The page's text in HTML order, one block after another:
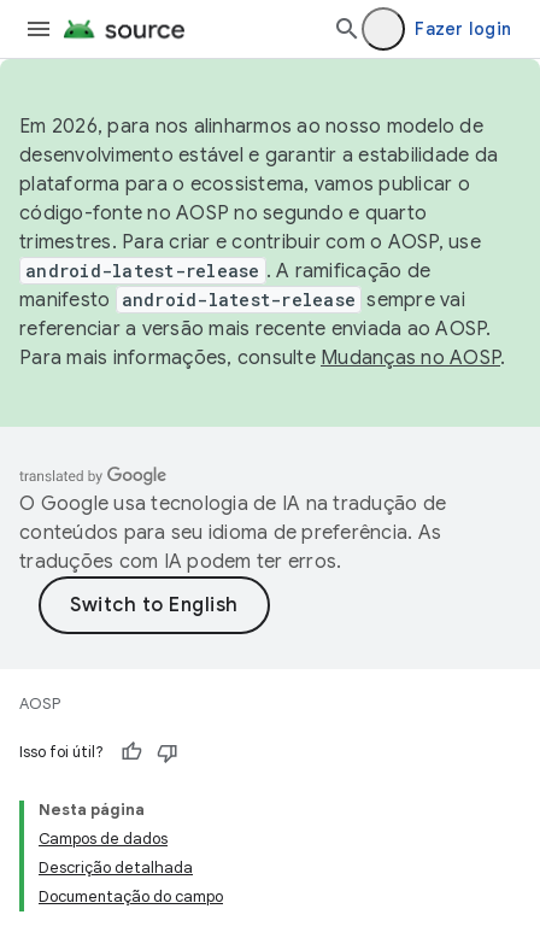
Fazer login
Em 2026, para nos alinharmos ao nosso modelo de
desenvolvimento estável e garantir a estabilidade da
plataforma para o ecossistema, vamos publicar o
código-fonte no AOSP no segundo e quarto
trimestres. Para criar e contribuir com o AOSP, use
android-latest-release . A ramificação de
manifesto
android-latest-release sempre vai
referenciar a versão mais recente enviada ao AOSP.
Para mais informações, consulte Mudanças no AOSP.
O Google usa tecnologia de IA na tradução de
conteúdos para seu idioma de preferência. As
traduções com IA podem ter erros.
AOSP
Isso foi útil?
Nesta página
Campos de dados
Descrição detalhada
Documentação do campo